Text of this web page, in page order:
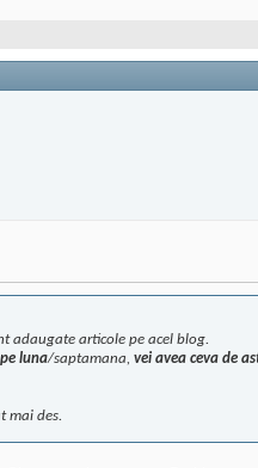
adaugate articole pe acel blog.
luna/saptamana, vei avea ceva de
mai des.